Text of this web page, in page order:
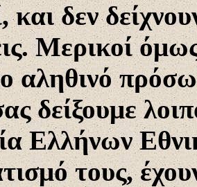
και δεν
Μερικοί
αληθινό
δείξουμε
Ελλήνων
τους,